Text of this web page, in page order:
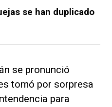
se han duplicado
se pronunció
tomó por sorpresa
para